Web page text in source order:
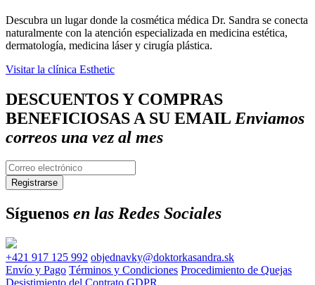
Descubra un lugar donde la cosmética médica Dr. Sandra se conecta
naturalmente con la atención especializada en medicina estética,
dermatología, medicina láser y cirugía plástica.
Visitar la clínica Esthetic
DESCUENTOS Y COMPRAS
BENEFICIOSAS A SU EMAIL Enviamos
correos una vez al mes
Síguenos en las Redes Sociales
+421 917 125 992 objednavky@doktorkasandra.sk
Envío y Pago Términos y Condiciones Procedimiento de Quejas